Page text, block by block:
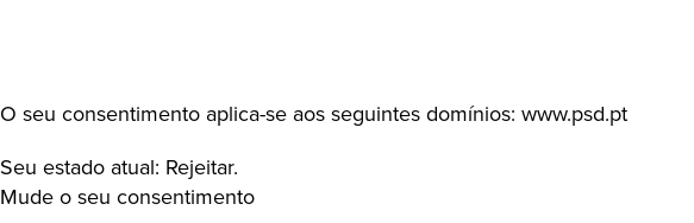
O seu consentimento aplica-se aos seguintes domínios: www.psd.pt
Seu estado atual: Rejeitar.
Mude o seu consentimento